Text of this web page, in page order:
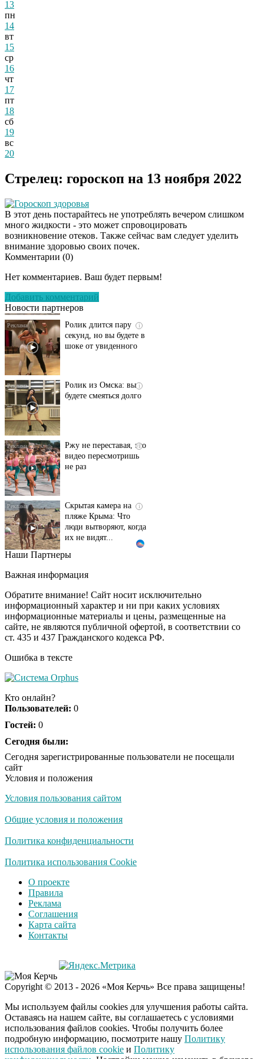
13
пн
14
вт
15
ср
16
чт
17
пт
18
сб
19
вс
20
Стрелец: гороскоп на 13 ноября 2022
Гороскоп здоровья
В этот день постарайтесь не употреблять вечером слишком
много жидкости - это может спровоцировать
возникновение отеков. Также сейчас вам следует уделить
внимание здоровью своих почек.
Комментарии (0)
Нет комментариев. Ваш будет первым!
Добавить комментарий
Новости партнеров
Этот танец невесты
Пересмотрела 10 раз
секунд, но вы будете в
шоке от увиденного
будете смеяться долго
видео пересмотришь
не раз
пляже Крыма: Что
люди вытворяют, когда
их не видят...
Ролик длится
смеяться вы будете
i
Королева вагона
отожгла! Видео не
оставит равнодушным
Экс-бойфренд дочери
Наши Партнеры
Важная информация
Обратите внимание! Сайт носит исключительно
информационный характер и ни при каких условиях
информационные материалы и цены, размещенные на
сайте, не являются публичной офертой, в соответствии со
ст. 435 и 437 Гражданского кодекса РФ.
Ошибка в тексте
Кто онлайн?
Пользователей: 0
Гостей: 0
Сегодня были:
Сегодня зарегистрированные пользователи не посещали
сайт
Условия и положения
Условия пользования сайтом
Общие условия и положения
Политика конфиденциальности
Политика использования Cookie
О проекте
Правила
Реклама
Соглашения
Карта сайта
Контакты
Copyright © 2013 - 2026 «Моя Керчь» Все права защищены!
Мы используем файлы cookies для улучшения работы сайта.
Оставаясь на нашем сайте, вы соглашаетесь с условиями
использования файлов cookies. Чтобы получить более
подробную информацию, посмотрите нашу Политику
использования файлов cookie и Политику